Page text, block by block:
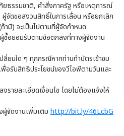
ยธรรมชาติ, คำสั่งภาครัฐ หรือเหตุการณ์
จัดขอสงวนสิทธิ์ในการเลื่อน หรือยกเลิก
ามี) จะเป็นไปตามที่ผู้จัดกำหนด
ซื้อยอมรับตามข้อตกลงที่ทางผู้จัดงาน
ยนใด ๆ ทุกกรณีหากท่านทำบัตรเข้าชม
อรับสิทธิประโยชน์ของวีไอพีตามวันและ
รายละเอียดเงื่อนไข โดยไม่ต้องแจ้งให้
ผู้จัดงานเพิ่มเติม http://bit.ly/46LcbG